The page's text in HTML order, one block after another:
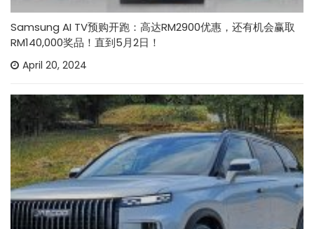
Samsung AI TV预购开跑：高达RM2900优惠，还有机会赢取
RM140,000奖品！直到5月2日！
April 20, 2024